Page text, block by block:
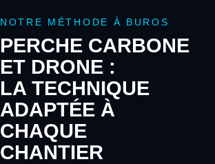
NOTRE MÉTHODE À BUROS
PERCHE CARBONE
ET DRONE :
LA TECHNIQUE
ADAPTÉE À
CHAQUE
CHANTIER